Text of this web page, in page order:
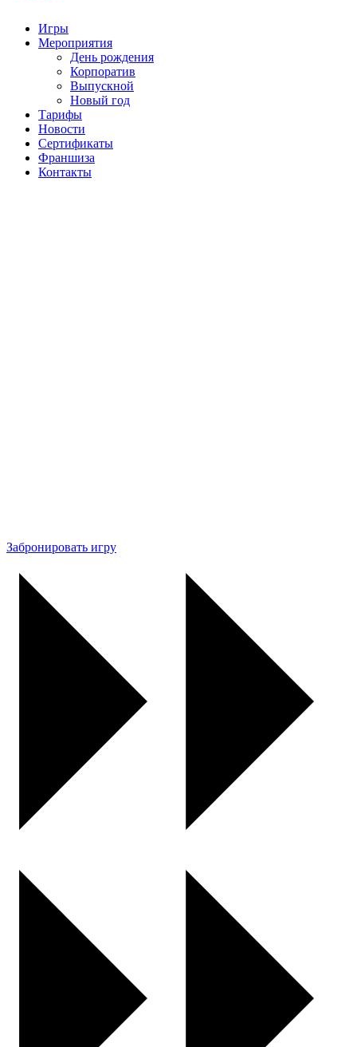
Игры
Мероприятия
День рождения
Корпоратив
Выпускной
Новый год
Тарифы
Новости
Сертификаты
Франшиза
Контакты
Забронировать игру